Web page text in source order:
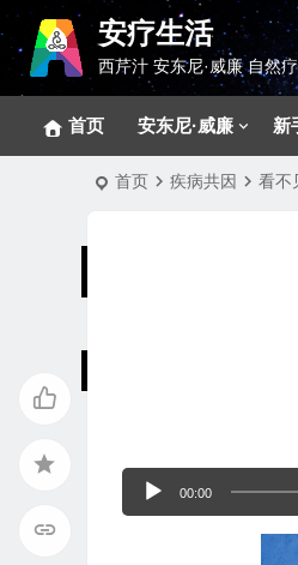
安疗生活
西芹汁 安东尼·威廉 自然
首页 安东尼·威廉 新
首页 疾病共因 看不
频
00:00